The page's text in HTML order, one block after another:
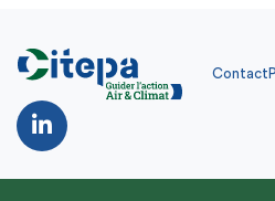
Contact